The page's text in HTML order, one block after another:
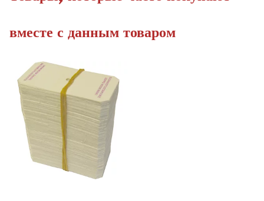
вместе с данным товаром